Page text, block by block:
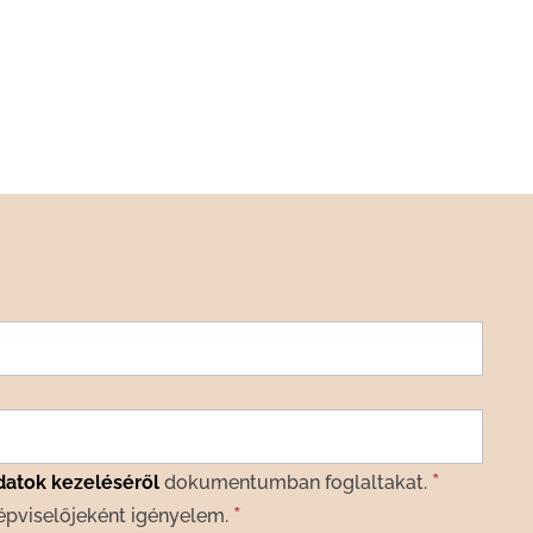
kezelésérőldokumentumban foglaltakat. *
igényelem. *